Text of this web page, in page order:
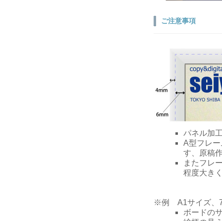
ご注意事項
パネル加
A型フレ
す、原稿
またフレ
程度大き
※例 A1サイズ、
ボードの